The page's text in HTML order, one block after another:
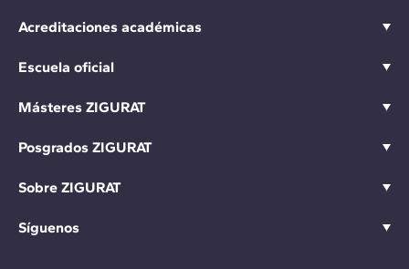
Acreditaciones académicas
Escuela oficial
Másteres ZIGURAT
Posgrados ZIGURAT
Sobre ZIGURAT
Síguenos